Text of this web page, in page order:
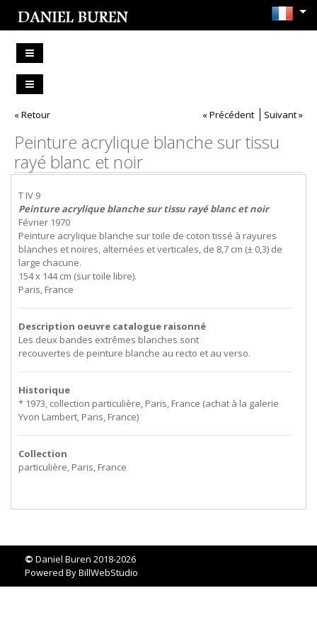
« Retour « Précédent Suivant »
Peinture acrylique blanche sur tissu
rayé blanc et noir
T IV 9
Peinture acrylique blanche sur tissu rayé blanc et noir
Février 1970
Peinture acrylique blanche sur toile de coton tissé à rayures
blanches et noires, alternées et verticales, de 8,7 cm (± 0,3) de
large chacune.
154 x 144 cm (sur toile libre).
Paris, France
Description oeuvre catalogue raisonné
Les deux bandes extrêmes blanches sont
recouvertes de peinture blanche au recto et au verso.
Historique
* 1973, collection particulière, Paris, France (achat à la galerie
Yvon Lambert, Paris, France)
Collection
particulière, Paris, France
© Daniel Buren 2018-2026
Powered ByBillWebStudio